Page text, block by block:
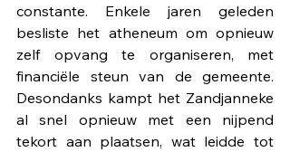
constante. Enkele jaren geleden
besliste het atheneum om opnieuw
zelf opvang te organiseren, met
financiële steun van de gemeente.
Desondanks kampt het Zandjanneke
al snel opnieuw met een nijpend
tekort aan plaatsen, wat leidde tot